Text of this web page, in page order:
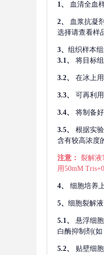
1、 血清全血
2、 血浆抗凝
选择请查看样
3、 组织样本
3.1、
将目标
3.2、 在冰上
3.3、 可再利
3.4、 将制备
3.5、 根据实
含有较高浓度
注意： 裂解液
用50mM
4、 细胞培养
5、 细胞裂解液
5.1、 悬浮细
白酶抑制剂(如
5.2、 贴壁细